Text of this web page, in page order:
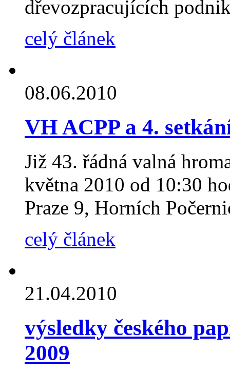
dřevozpracujících
celý článek
08.06.2010
VH ACPP a 4.
Již 43. řádná valná
května 2010 od 10:30
Praze 9, Horních
celý článek
21.04.2010
výsledky českého
2009